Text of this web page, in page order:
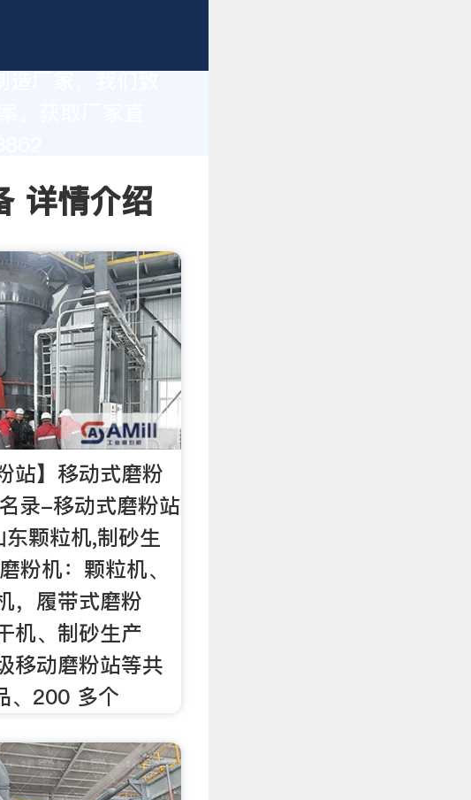
获取厂家直
详情介绍
站】移动式磨粉
录-移动式磨粉站
颗粒机,制砂生
粉机：颗粒机、
，履带式磨粉
机、制砂生产
移动磨粉站等共
、200 多个